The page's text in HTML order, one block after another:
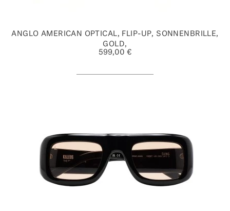
ANGLO AMERICAN OPTICAL, FLIP-UP, SONNENBRILLE,
GOLD,
599,00 €